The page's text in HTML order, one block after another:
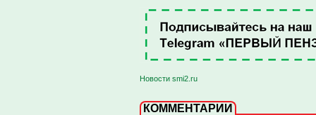
Новости smi2.ru
КОММЕНТАРИИ